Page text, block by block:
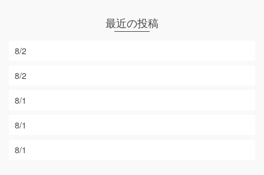
最近の投稿
8/2
8/2
8/1
8/1
8/1